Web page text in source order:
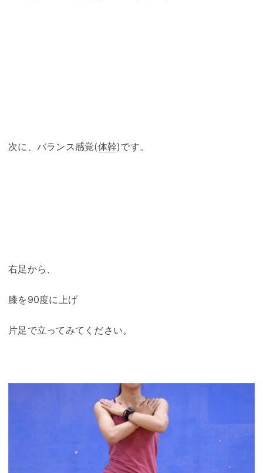
次に、バランス感覚(体幹)です。
右足から、
膝を90度に上げ
片足で立ってみてください。